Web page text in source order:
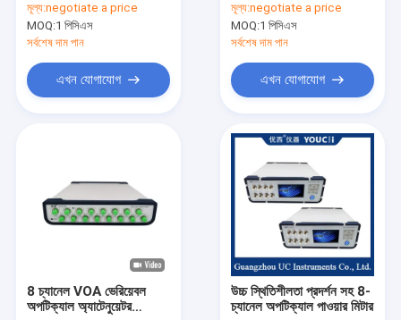
আমাদের সম্পর্কে
মূল্য:negotiate a price
MOQ:1 পিসিএস
সর্বশেষ দাম পান
এখন যোগাযোগ
মূল্য:negotiate a price
MOQ:1 পিসিএস
সর্বশেষ দাম পান
এখন যোগাযোগ
8 চ্যানেল VOA ভেরিয়েবল
অপটিক্যাল অ্যাটেনুয়েটর
উচ্চ স্থিতিশীলতা প্রদর্শন সহ 8-
চ্যানেল অপটিক্যাল পাওয়ার মিটার